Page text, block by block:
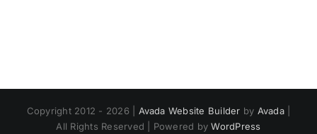
Copyright 2012 - 2026 | Avada Website Builder by Avada|
All Rights Reserved | Powered byWordPress